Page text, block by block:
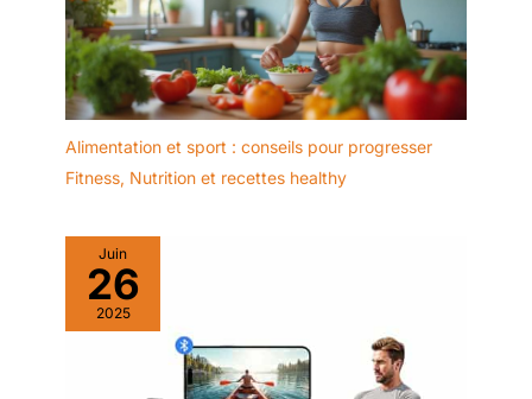
Alimentation et sport : conseils pour progresser
Fitness, Nutrition et recettes healthy
Juin
26
2025